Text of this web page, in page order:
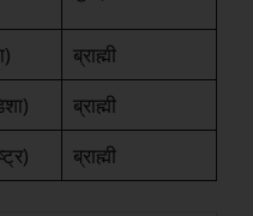
ब्राह्मी
ब्राह्मी
ब्राह्मी